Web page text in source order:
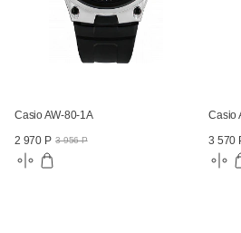
Casio AW-80-1A
2 970 Р 3 956 Р
Casio
3 570